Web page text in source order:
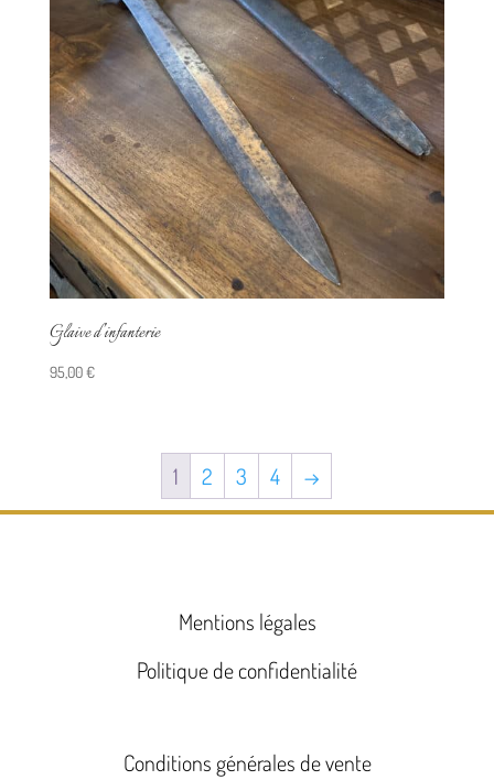
Glaive d’infanterie
95,00€
1 2 3 4 →
Mentions légales
Politique de confidentialité
Conditions générales de vente